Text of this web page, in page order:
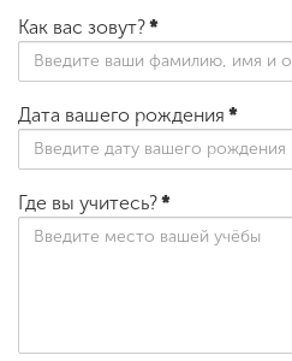
Как вас зовут?*
Дата вашего рождения *
Где вы учитесь?*